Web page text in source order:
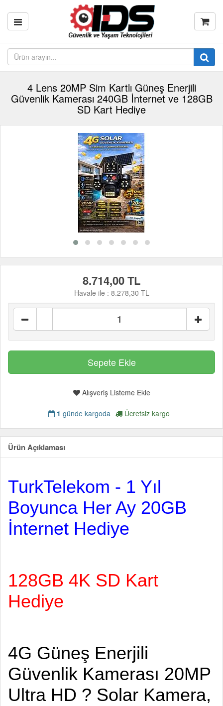
4 Lens 20MP Sim Kartlı Güneş Enerjili
Güvenlik Kamerası 240GB İnternet ve 128GB
SD Kart Hediye
8.714,00 TL
Havale ile : 8.278,30 TL
Alışveriş Listeme Ekle
1 günde kargoda Ücretsiz kargo
Ürün Açıklaması
TurkTelekom - 1 Yıl
Boyunca Her Ay 20GB
İnternet Hediye
128GB 4K SD Kart
Hediye
4G Güneş Enerjili
Güvenlik Kamerası 20MP
Ultra HD ? Solar Kamera,